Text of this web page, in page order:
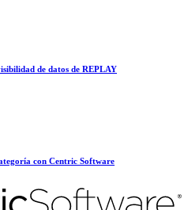
de datos de REPLAY
con Centric Software